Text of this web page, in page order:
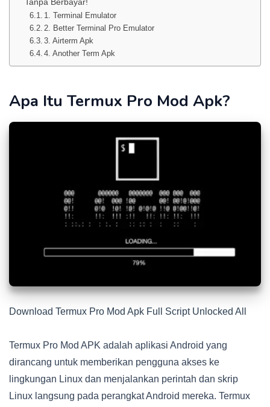
1. Terminal Emulator
2. Better Terminal Pro Emulator
3. Airterm Apk
4. Another Term Apk
Apa Itu Termux Pro Mod Apk?
Download Termux Pro Mod Apk Full Script Unlocked All
Termux Pro Mod APK adalah aplikasi Android yang
dirancang untuk memberikan pengguna akses ke
lingkungan Linux dan menjalankan perintah dan skrip
Linux langsung pada perangkat Android mereka. Termux